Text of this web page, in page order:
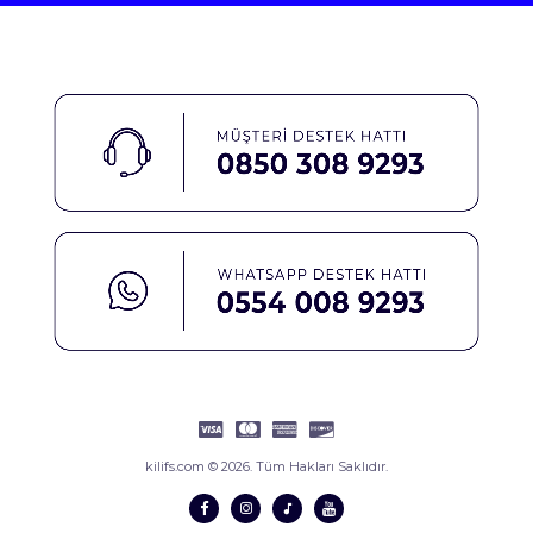
kilifs.com © 2026. Tüm Hakları Saklıdır.